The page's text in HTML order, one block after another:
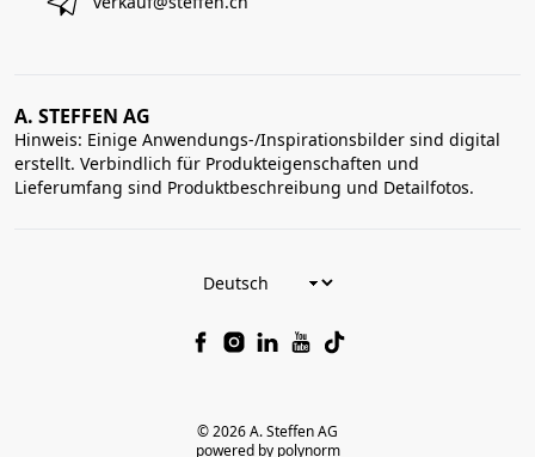
A. STEFFEN AG
Hinweis: Einige Anwendungs-/Inspirationsbilder sind digital
erstellt. Verbindlich für Produkteigenschaften und
Lieferumfang sind Produktbeschreibung und Detailfotos.
© 2026 A. Steffen AG
powered by polynorm